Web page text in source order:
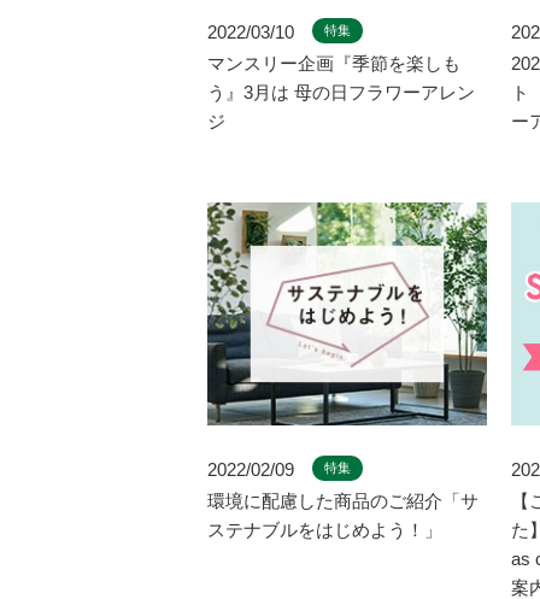
2022/03/10 特集
マンスリー企画『季節を楽しも
う』3月は 母の日フラワーアレン
ジ
ト
ー
2022/02/09 特集
環境に配慮した商品のご紹介「サ
ステナブルをはじめよう！」
た
as
案